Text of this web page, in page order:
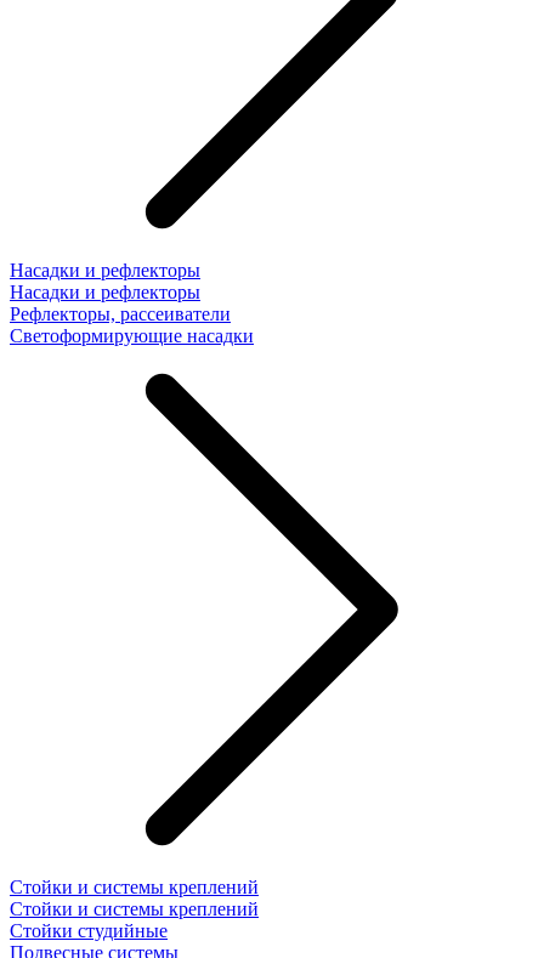
Насадки и рефлекторы
Насадки и рефлекторы
Рефлекторы, рассеиватели
Светоформирующие насадки
Стойки и системы креплений
Стойки и системы креплений
Стойки студийные
Подвесные системы